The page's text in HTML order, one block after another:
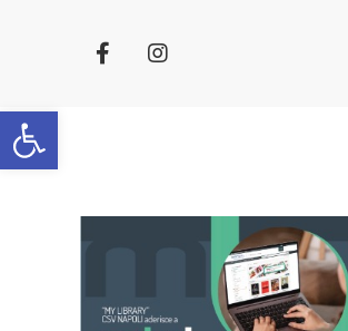
Apri la barra degli strumenti